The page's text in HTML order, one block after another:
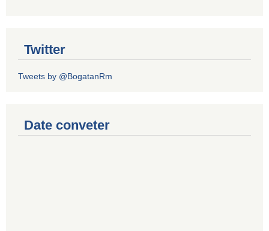
Twitter
Tweets by @BogatanRm
Date conveter